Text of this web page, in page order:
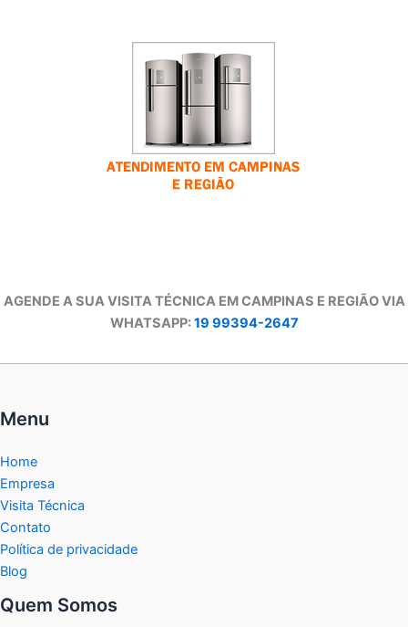
AGENDE A SUA VISITA TÉCNICA EM CAMPINAS E REGIÃO VIA
WHATSAPP:19 99394-2647
Menu
Home
Empresa
Visita Técnica
Contato
Política de privacidade
Blog
Quem Somos